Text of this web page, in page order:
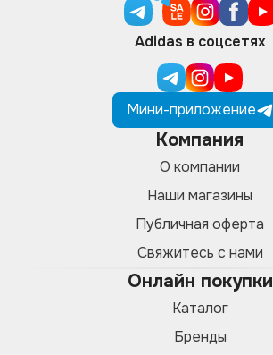
Adidas в соцсетях
Мини-приложение
Компания
О компании
Наши магазины
Публичная оферта
Свяжитесь с нами
Онлайн покупки
Каталог
Бренды